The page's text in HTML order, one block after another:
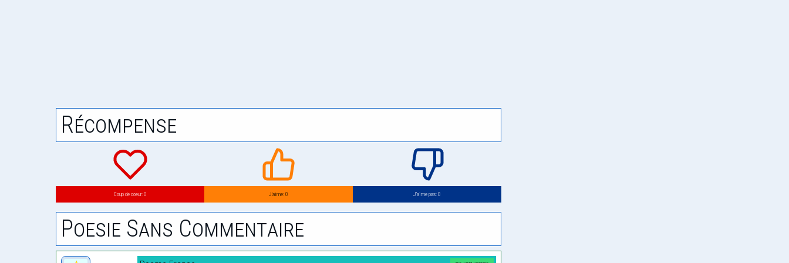
Récompense
Coup de coeur: 0 J’aime: 0 J’aime pas: 0
Poesie Sans Commentaire